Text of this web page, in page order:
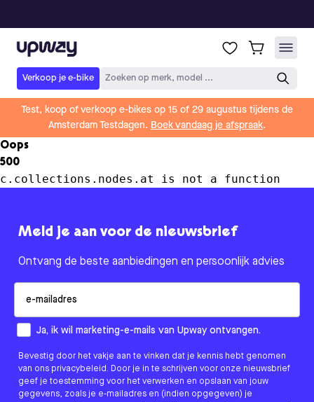
Upway
Verkoop je e-bike Zoeken op merk, model ...
Test, koop of verkoop e-bikes op 15 of 29 augustus tijdens de
Amsterdam Testdagen. Boek vandaag je afspraak.
Oops
500
c.collections.nodes.at is not a function
Meld je aan voor de nieuwsbrief
Ontvang de beste aanbiedingen en persoonlijk advies
How would you like to hear from us?
Ja, ik wil marketing-e-mails van Upway ontvangen.
Bevestig door het vakje aan te vinken dat je kennis hebt genomen
van ons privacybeleid. Door je in te schrijven voor onze nieuwsbrief
geef je toestemming voor het verwerken en opslaan van jouw
gegevens, zoals je e-mailadres en (indien opgegeven) je